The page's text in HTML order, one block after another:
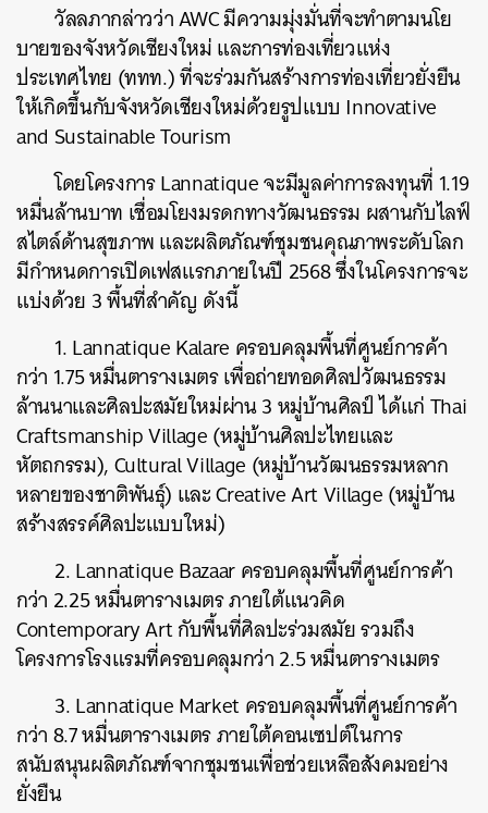
วัลลภากล่าวว่า AWC มีความมุ่งมั่นที่จะทำตามนโย
บายของจังหวัดเชียงใหม่ และการท่องเที่ยวแห่ง
ประเทศไทย (ททท.) ที่จะร่วมกันสร้างการท่องเที่ยวยั่งยืน
ให้เกิดขึ้นกับจังหวัดเชียงใหม่ด้วยรูปแบบ Innovative
and Sustainable Tourism
โดยโครงการ Lannatique จะมีมูลค่าการลงทุนที่ 1.19
หมื่นล้านบาท เชื่อมโยงมรดกทางวัฒนธรรม ผสานกับไลฟ์
สไตล์ด้านสุขภาพ และผลิตภัณฑ์ชุมชนคุณภาพระดับโลก
มีกำหนดการเปิดเฟสแรกภายในปี 2568 ซึ่งในโครงการจะ
แบ่งด้วย 3 พื้นที่สำคัญ ดังนี้
1. Lannatique Kalare ครอบคลุมพื้นที่ศูนย์การค้า
กว่า 1.75 หมื่นตารางเมตร เพื่อถ่ายทอดศิลปวัฒนธรรม
ล้านนาและศิลปะสมัยใหม่ผ่าน 3 หมู่บ้านศิลป์ ได้แก่ Thai
Craftsmanship Village (หมู่บ้านศิลปะไทยและ
หัตถกรรม), Cultural Village (หมู่บ้านวัฒนธรรมหลาก
หลายของชาติพันธุ์) และ Creative Art Village (หมู่บ้าน
สร้างสรรค์ศิลปะแบบใหม่)
2. Lannatique Bazaar ครอบคลุมพื้นที่ศูนย์การค้า
กว่า 2.25 หมื่นตารางเมตร ภายใต้แนวคิด
Contemporary Art กับพื้นที่ศิลปะร่วมสมัย รวมถึง
โครงการโรงแรมที่ครอบคลุมกว่า 2.5 หมื่นตารางเมตร
3. Lannatique Market ครอบคลุมพื้นที่ศูนย์การค้า
กว่า 8.7 หมื่นตารางเมตร ภายใต้คอนเซปต์ในการ
สนับสนุนผลิตภัณฑ์จากชุมชนเพื่อช่วยเหลือสังคมอย่าง
ยั่งยืน